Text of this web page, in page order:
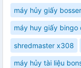
máy hủy giấy bosser
máy huy giấy bingo
shredmaster x308
máy hủy tài liệu